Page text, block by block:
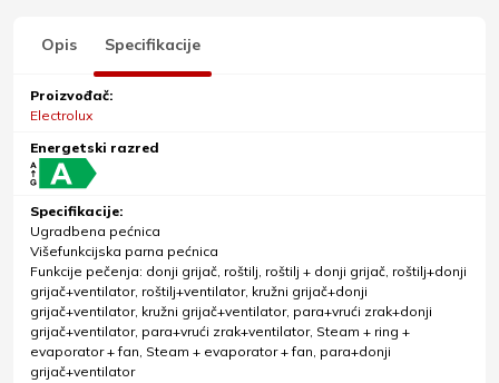
Opis Specifikacije
Proizvođač:
Electrolux
Energetski razred
Specifikacije:
Ugradbena pećnica
Višefunkcijska parna pećnica
Funkcije pečenja: donji grijač, roštilj, roštilj + donji grijač, roštilj+donji
grijač+ventilator, roštilj+ventilator, kružni grijač+donji
grijač+ventilator, kružni grijač+ventilator, para+vrući zrak+donji
grijač+ventilator, para+vrući zrak+ventilator, Steam + ring +
evaporator + fan, Steam + evaporator + fan, para+donji
grijač+ventilator